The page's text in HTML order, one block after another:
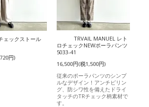
ェックストール
円)
TRVAIL MANUEL レト
ロチェックNEWポーラパンツ
5033-41
16,500円(税1,500円)
従来のポーラパンツのシンプ
ルなデザイン！アンチピリン
グ、防シワ性を備えたドライ
タッチのTRチェック柄素材で
す。